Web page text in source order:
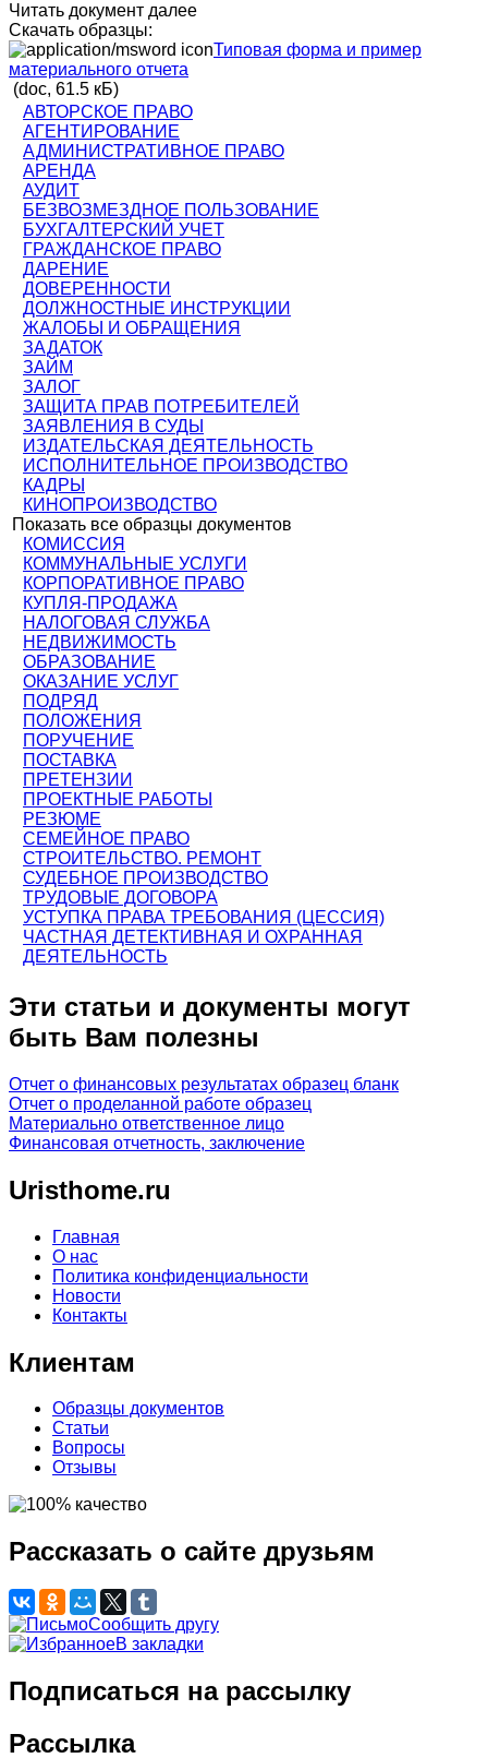
Читать документ далее
Скачать образцы:
Типовая форма и пример
материального отчета
(doc, 61.5 кБ)
АВТОРСКОЕ ПРАВО
АГЕНТИРОВАНИЕ
АДМИНИСТРАТИВНОЕ ПРАВО
АРЕНДА
АУДИТ
БЕЗВОЗМЕЗДНОЕ ПОЛЬЗОВАНИЕ
БУХГАЛТЕРСКИЙ УЧЕТ
ГРАЖДАНСКОЕ ПРАВО
ДАРЕНИЕ
ДОВЕРЕННОСТИ
ДОЛЖНОСТНЫЕ ИНСТРУКЦИИ
ЖАЛОБЫ И ОБРАЩЕНИЯ
ЗАДАТОК
ЗАЙМ
ЗАЛОГ
ЗАЩИТА ПРАВ ПОТРЕБИТЕЛЕЙ
ЗАЯВЛЕНИЯ В СУДЫ
ИЗДАТЕЛЬСКАЯ ДЕЯТЕЛЬНОСТЬ
ИСПОЛНИТЕЛЬНОЕ ПРОИЗВОДСТВО
КАДРЫ
КИНОПРОИЗВОДСТВО
Показать все образцы документов
КОМИССИЯ
КОММУНАЛЬНЫЕ УСЛУГИ
КОРПОРАТИВНОЕ ПРАВО
КУПЛЯ-ПРОДАЖА
НАЛОГОВАЯ СЛУЖБА
НЕДВИЖИМОСТЬ
ОБРАЗОВАНИЕ
ОКАЗАНИЕ УСЛУГ
ПОДРЯД
ПОЛОЖЕНИЯ
ПОРУЧЕНИЕ
ПОСТАВКА
ПРЕТЕНЗИИ
ПРОЕКТНЫЕ РАБОТЫ
РЕЗЮМЕ
СЕМЕЙНОЕ ПРАВО
СТРОИТЕЛЬСТВО. РЕМОНТ
СУДЕБНОЕ ПРОИЗВОДСТВО
ТРУДОВЫЕ ДОГОВОРА
УСТУПКА ПРАВА ТРЕБОВАНИЯ (ЦЕССИЯ)
ЧАСТНАЯ ДЕТЕКТИВНАЯ И ОХРАННАЯ
ДЕЯТЕЛЬНОСТЬ
Эти статьи и документы могут
быть Вам полезны
Отчет о финансовых результатах образец бланк
Отчет о проделанной работе образец
Материально ответственное лицо
Финансовая отчетность, заключение
Uristhome.ru
Главная
О нас
Политика конфиденциальности
Новости
Контакты
Клиентам
Образцы документов
Статьи
Вопросы
Отзывы
Рассказать о сайте друзьям
Сообщить другу
В закладки
Подписаться на рассылку
Рассылка